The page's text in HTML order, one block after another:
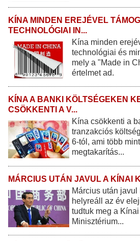
KÍNA MINDEN EREJÉVEL
TECHNOLÓGIAI IN...
Kína minden
technológiai és
mely a "Made in
értelmet ad.
KÍNA A BANKI KÖLTSÉGEKEN
CSÖKKENTI A V...
Kína csökkenti a
tranzakciós
6-tól, ami több
megtakarítás...
MÁRCIUS UTÁN JAVUL A KÍNAI
Március után
helyreáll az év
tudtuk meg a
Minisztérium...